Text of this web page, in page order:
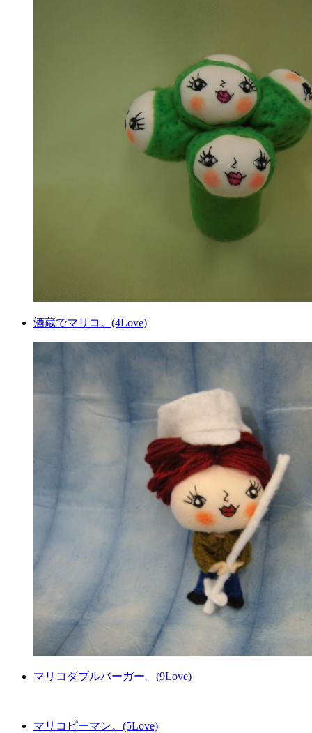
酒蔵でマリコ。(4Love)
マリコダブルバーガー。(9Love)
マリコピーマン。(5Love)